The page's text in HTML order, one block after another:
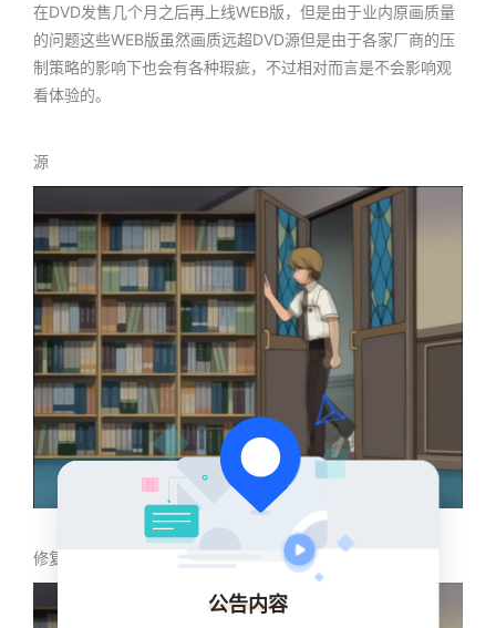
在DVD发售几个月之后再上线WEB版，但是由于业内原画质量
的问题这些WEB版虽然画质远超DVD源但是由于各家厂商的压
制策略的影响下也会有各种瑕疵，不过相对而言是不会影响观
看体验的。
源
修复
公告内容